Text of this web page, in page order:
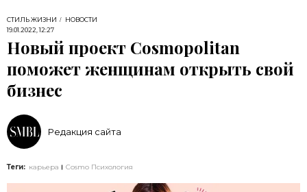
СТИЛЬ ЖИЗНИ
НОВОСТИ
19.01.2022, 12:27
Новый проект Cosmopolitan
поможет женщинам открыть свой
бизнес
Редакция сайта
Теги: карьера Cosmo Психология